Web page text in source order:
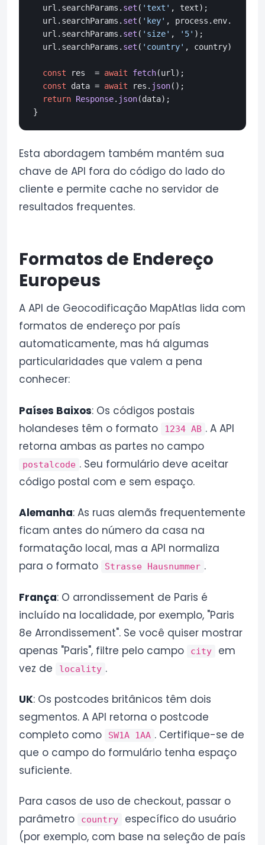
  url.
searchParams . set ( 'text' , text);
  url.
searchParams . set ( 'key' , process. env.
  url.
searchParams . set ( 'size' , '5' );
  url.
searchParams . set ( 'country' , country);
const res  = await fetch(url);
const data = await res. json();
return Response. json(data);
Esta abordagem também mantém sua
chave de API fora do código do lado do
cliente e permite cache no servidor de
resultados frequentes.
Formatos de Endereço
Europeus
A API de Geocodificação MapAtlas lida com
formatos de endereço por país
automaticamente, mas há algumas
particularidades que valem a pena
conhecer:
Países Baixos: Os códigos postais
holandeses têm o formato
1234 AB . A API
retorna ambas as partes no campo
postalcode . Seu formulário deve aceitar
código postal com e sem espaço.
Alemanha: As ruas alemãs frequentemente
ficam antes do número da casa na
formatação local, mas a API normaliza
para o formato
Strasse Hausnummer .
França: O arrondissement de Paris é
incluído na localidade, por exemplo, "Paris
8e Arrondissement". Se você quiser mostrar
apenas "Paris", filtre pelo campo
city
em
vez de
locality .
UK: Os postcodes britânicos têm dois
segmentos. A API retorna o postcode
completo como
SW1A 1AA . Certifique-se de
que o campo do formulário tenha espaço
suficiente.
Para casos de uso de checkout, passar o
parâmetro
country
específico do usuário
(por exemplo, com base na seleção de país